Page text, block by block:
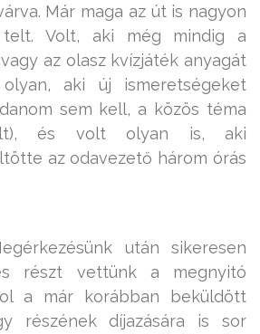
Már maga az út is nagyon
telt. Volt, aki még mindig a
az olasz kvízjáték anyagát
aki új ismeretségeket
sem kell, a közös téma
és volt olyan is, aki
az odavezető három órás
után sikeresen
részt vettünk a megnyitó
a már korábban beküldött
részének díjazására is sor